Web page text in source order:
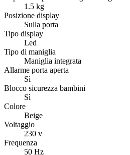
1.5 kg
Posizione display
Sulla porta
Tipo display
Led
Tipo di maniglia
Maniglia integrata
Allarme porta aperta
Sì
Blocco sicurezza bambini
Sì
Colore
Beige
Voltaggio
230 v
Frequenza
50 Hz